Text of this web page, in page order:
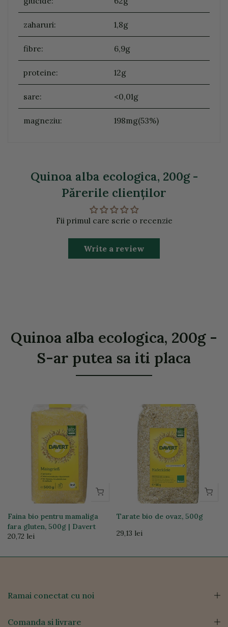
zaharuri: 1,8g
fibre: 6,9g
proteine: 12g
sare: <0,01g
magneziu: 198mg(53%)
Quinoa alba ecologica, 200g -
Părerile clienţilor
Fii primul care scrie o recenzie
Write a review
Quinoa alba ecologica, 200g -
S-ar putea sa iti placa
Faina bio pentru mamaliga
fara gluten, 500g | Davert
20,72 lei
Tarate bio de ovaz, 500g
29,13 lei
Ramai conectat cu noi
Comanda si livrare